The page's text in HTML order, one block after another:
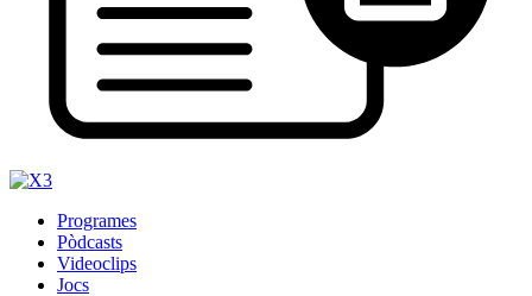
Programes
Pòdcasts
Videoclips
Jocs